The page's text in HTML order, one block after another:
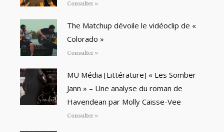
Consulter »
The Matchup dévoile le vidéoclip de «
Colorado »
Consulter »
MU Média [Littérature] « Les Somber
Jann » – Une analyse du roman de
Havendean par Molly Caisse-Vee
Consulter »